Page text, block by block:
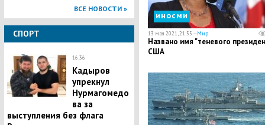
ВСЕ НОВОСТИ »
СПОРТ
16:36
Кадыров
упрекнул
Нурмагомедо
ва за
выступления без флага
иносми
13 мая 2021, 21:55 —Мир
Названо имя "теневого
США